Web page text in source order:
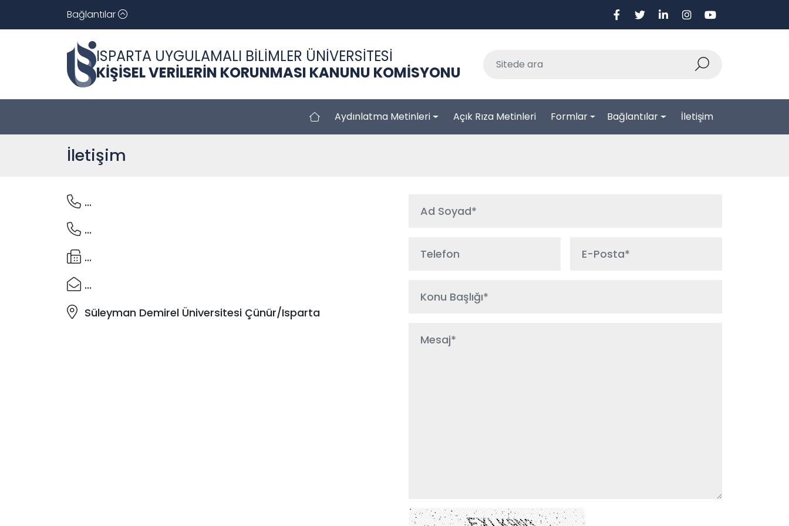
Bağlantılar
ISPARTA UYGULAMALI BİLİMLER ÜNİVERSİTESİ
KİŞİSEL VERİLERİN KORUNMASI KANUNU KOMİSYONU
Aydınlatma Metinleri Açık Rıza Metinleri Formlar Bağlantılar İletişim
İletişim
...
...
...
...
Süleyman Demirel Üniversitesi Çünür/Isparta